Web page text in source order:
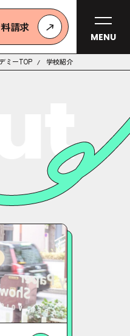
請求
MENU
ミーTOP 学校紹介